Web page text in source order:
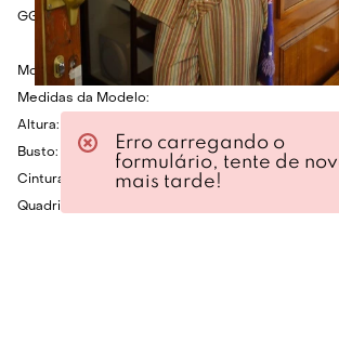
GG- Busto: 142cm - Cintura: 132cm -
Modelo veste tamanho P.
Medidas da Modelo:
Altura: 1.75cm
Busto: 80cm
Cintura: 60cm
Quadril: 86cm
Erro carregando o
formulário, tente de
mais tarde!